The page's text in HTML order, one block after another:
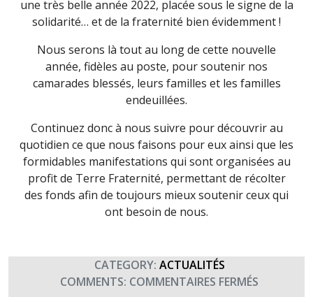
une très belle année 2022, placée sous le signe de la
solidarité… et de la fraternité bien évidemment !
Nous serons là tout au long de cette nouvelle
année, fidèles au poste, pour soutenir nos
camarades blessés, leurs familles et les familles
endeuillées.
Continuez donc à nous suivre pour découvrir au
quotidien ce que nous faisons pour eux ainsi que les
formidables manifestations qui sont organisées au
profit de Terre Fraternité, permettant de récolter
des fonds afin de toujours mieux soutenir ceux qui
ont besoin de nous.
CATEGORY: ACTUALITÉS
COMMENTS: COMMENTAIRES FERMÉS